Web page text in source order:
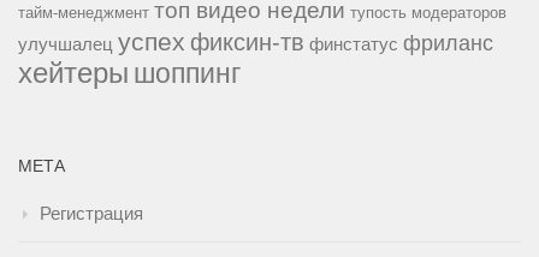
тайм-менеджмент топ видео недели тупость модераторов
улучшалец успех фиксин-тв финстатус фриланс
хейтеры шоппинг
МЕТА
Регистрация